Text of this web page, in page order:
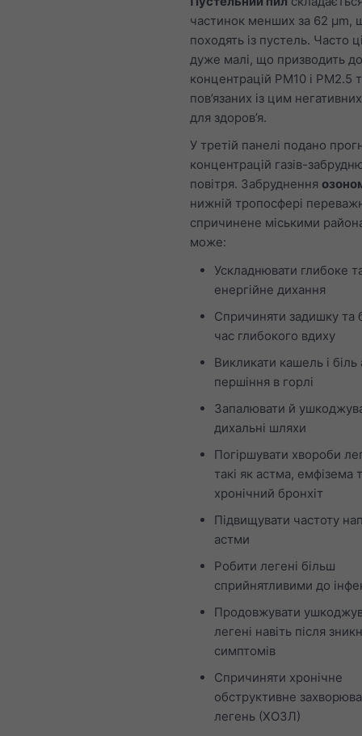
частинок менших за 62 μm,
походять із пустель. Часто
дуже малі, що призводить
концентрацій PM10 і PM2.5
пов’язаних із цим
для здоров’я.
У третій панелі подано
концентрацій газів-
повітря. Забруднення
нижній тропосфері
спричинене міськими
може:
Ускладнювати глибоке
енергійне дихання
Спричиняти задишку та
час глибокого вдиху
Викликати кашель і біль
першіння в горлі
Запалювати й
дихальні шляхи
Погіршувати хвороби
такі як астма, емфізема
хронічний бронхіт
Підвищувати частоту
астми
Робити легені більш
сприйнятливими до
Продовжувати
легені навіть після
симптомів
Спричиняти хронічне
обструктивне
легень (ХОЗЛ)